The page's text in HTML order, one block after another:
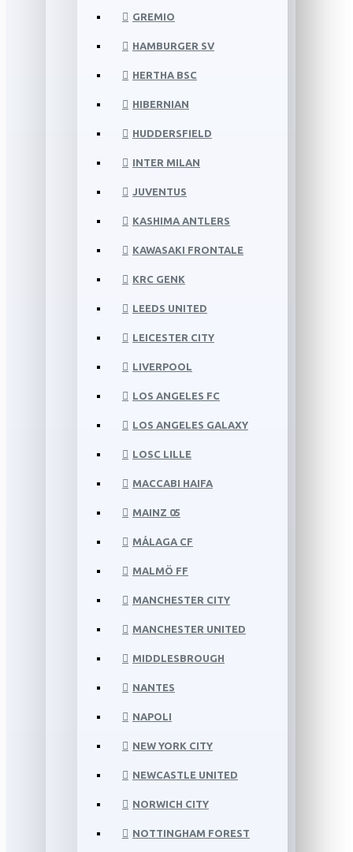
GREMIO
HAMBURGER SV
HERTHA BSC
HIBERNIAN
HUDDERSFIELD
INTER MILAN
JUVENTUS
KASHIMA ANTLERS
KAWASAKI FRONTALE
KRC GENK
LEEDS UNITED
LEICESTER CITY
LIVERPOOL
LOS ANGELES FC
LOS ANGELES GALAXY
LOSC LILLE
MACCABI HAIFA
MAINZ 05
MÁLAGA CF
MALMÖ FF
MANCHESTER CITY
MANCHESTER UNITED
MIDDLESBROUGH
NANTES
NAPOLI
NEW YORK CITY
NEWCASTLE UNITED
NORWICH CITY
NOTTINGHAM FOREST